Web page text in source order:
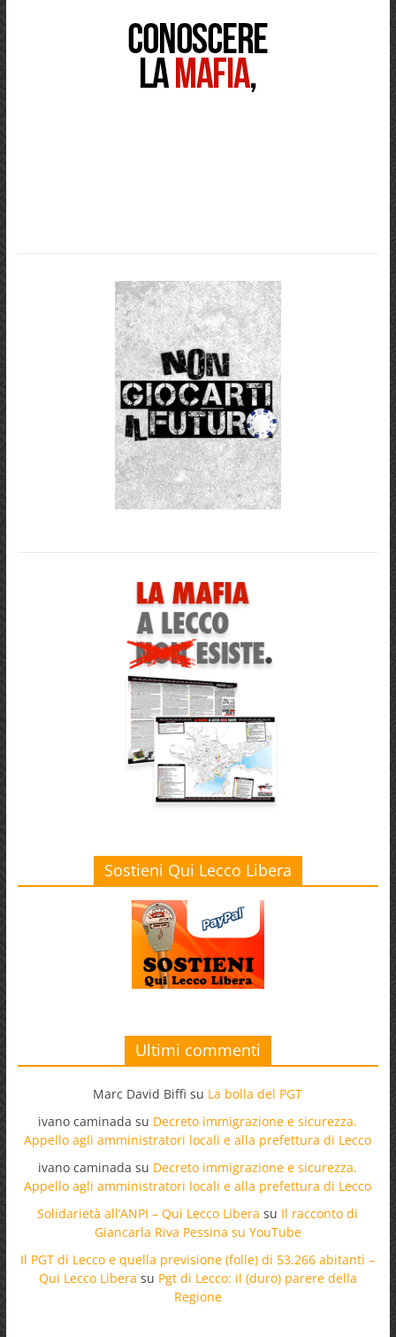
Sostieni Qui Lecco Libera
Ultimi commenti
Marc David Biffi su La bolla del PGT
ivano caminada su Decreto immigrazione e sicurezza.
Appello agli amministratori locali e alla prefettura di Lecco
ivano caminada su Decreto immigrazione e sicurezza.
Appello agli amministratori locali e alla prefettura di Lecco
Solidarietà all’ANPI – Qui Lecco Libera su Il racconto di
Giancarla Riva Pessina su YouTube
Il PGT di Lecco e quella previsione (folle) di 53.266 abitanti –
Qui Lecco Libera su Pgt di Lecco: il (duro) parere della
Regione